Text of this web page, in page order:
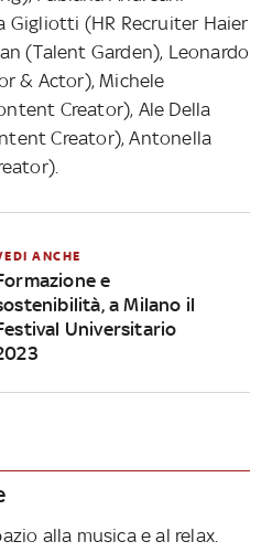
Gigliotti (HR Recruiter Haier
(Talent Garden), Leonardo
& Actor), Michele
Creator), Ale Della
Creator), Antonella
ANCHE
e
a Milano il
Universitario
alla musica e al relax.